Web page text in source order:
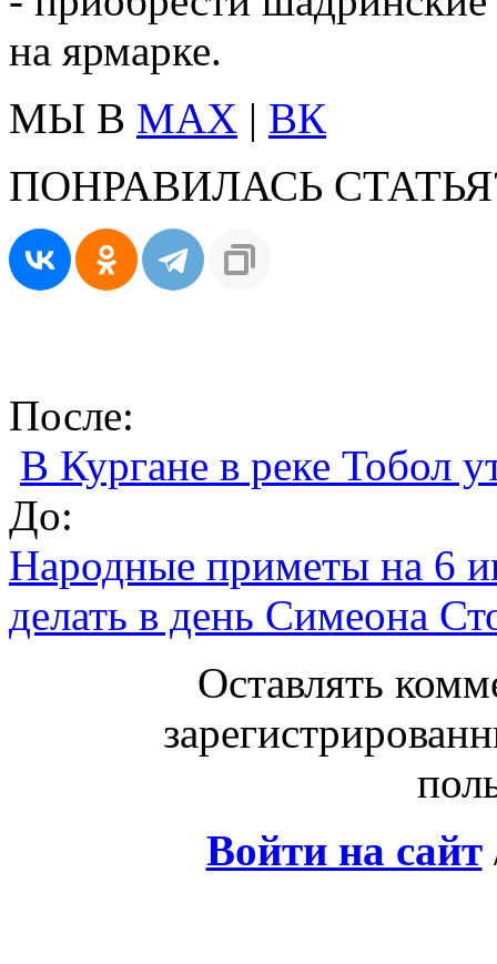
на ярмарке.
МЫ В MAX | ВК
ПОНРАВИЛАСЬ
После:
В Кургане в реке Тобол
До:
Народные приметы на 6
делать в день Симеона
Оставлять
Войти на сайт